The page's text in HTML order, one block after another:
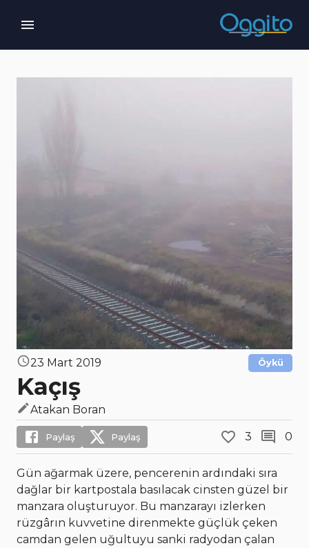
23 Mart 2019 Öykü
Kaçış
Atakan Boran
Paylaş Paylaş 3 0
Gün ağarmak üzere, pencerenin ardındaki sıra
dağlar bir kartpostala basılacak cinsten güzel bir
manzara oluşturuyor. Bu manzarayı izlerken
rüzgârın kuvvetine direnmekte güçlük çeken
camdan gelen uğultuyu sanki radyodan çalan